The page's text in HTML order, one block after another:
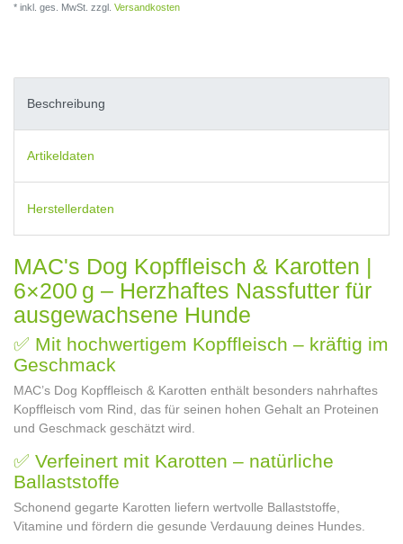
* inkl. ges. MwSt. zzgl. Versandkosten
Beschreibung
Artikeldaten
Herstellerdaten
MAC's Dog Kopffleisch & Karotten |
6×200 g – Herzhaftes Nassfutter für
ausgewachsene Hunde
✅ Mit hochwertigem Kopffleisch – kräftig im
Geschmack
MAC’s Dog Kopffleisch & Karotten enthält besonders nahrhaftes
Kopffleisch vom Rind, das für seinen hohen Gehalt an Proteinen
und Geschmack geschätzt wird.
✅ Verfeinert mit Karotten – natürliche
Ballaststoffe
Schonend gegarte Karotten liefern wertvolle Ballaststoffe,
Vitamine und fördern die gesunde Verdauung deines Hundes.